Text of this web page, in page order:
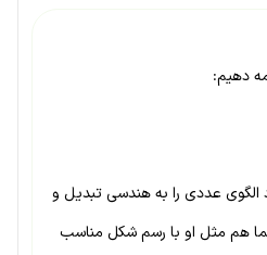
عددی را به هندسی تبدیل و
هم مثل او با رسم شکل مناسب